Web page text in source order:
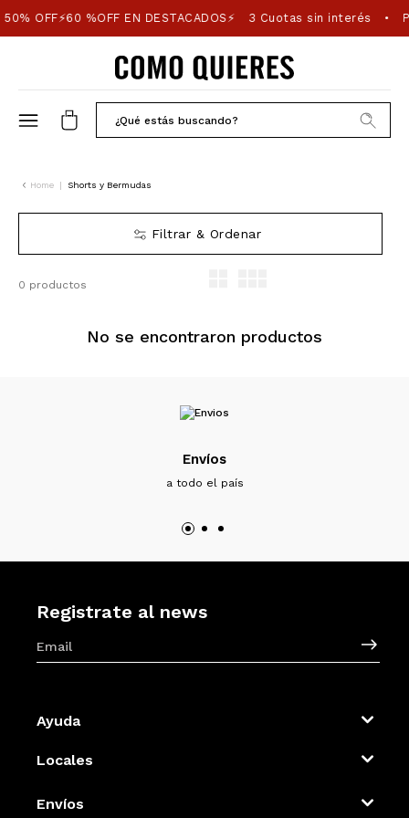
50% OFF⚡60 %OFF EN DESTACADOS⚡ 3 Cuotas sin interés •
Home | Shorts y Bermudas
Filtrar & Ordenar
0 productos
No se encontraron productos
Envíos
a todo el país
Registrate al news
Ayuda
Locales
Envíos